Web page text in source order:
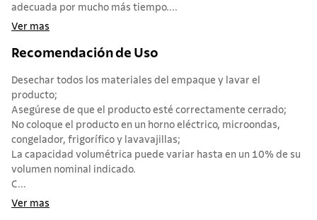
adecuada por mucho más tiempo....
Ver mas
Recomendación de Uso
Desechar todos los materiales del empaque y lavar el
producto;
Asegúrese de que el producto esté correctamente cerrado;
No coloque el producto en un horno eléctrico, microondas,
congelador, frigorífico y lavavajillas;
La capacidad volumétrica puede variar hasta en un 10% de su
volumen nominal indicado.
C...
Ver mas